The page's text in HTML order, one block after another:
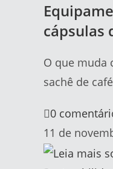
cápsulas
O que muda
sachê de
0
11 de